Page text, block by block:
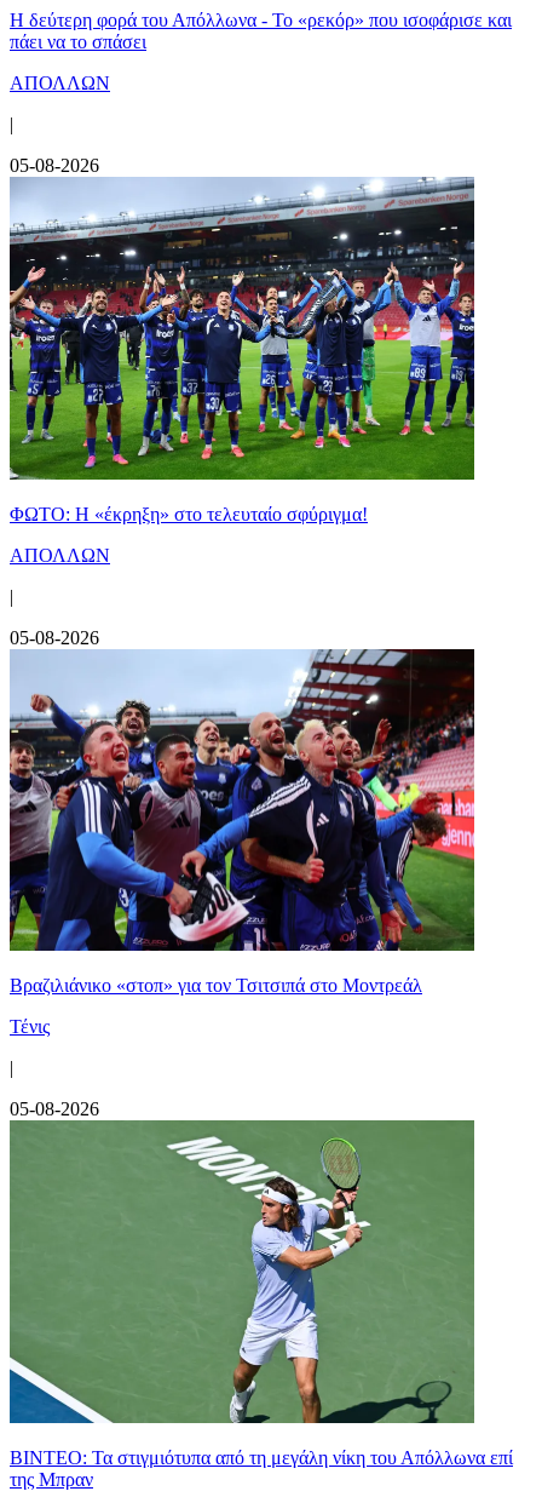
Η δεύτερη φορά του Απόλλωνα - Το «ρεκόρ» που ισοφάρισε και
πάει να το σπάσει
ΑΠΟΛΛΩΝ
|
05-08-2026
ΦΩΤΟ: Η «έκρηξη» στο τελευταίο σφύριγμα!
ΑΠΟΛΛΩΝ
|
05-08-2026
Βραζιλιάνικο «στοπ» για τον Τσιτσιπά στο Μοντρεάλ
Τένις
|
05-08-2026
ΒΙΝΤΕΟ: Τα στιγμιότυπα από τη μεγάλη νίκη του Απόλλωνα επί
της Μπραν